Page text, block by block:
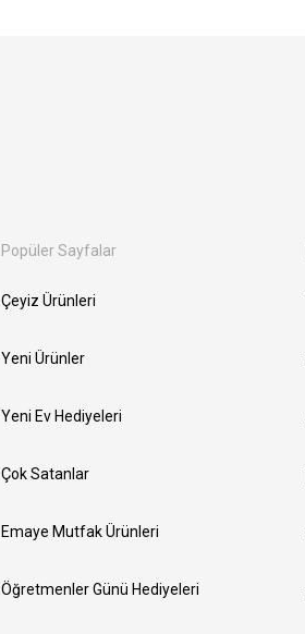
Popüler Sayfalar
Çeyiz Ürünleri
Yeni Ürünler
Yeni Ev Hediyeleri
Çok Satanlar
Emaye Mutfak Ürünleri
Öğretmenler Günü Hediyeleri